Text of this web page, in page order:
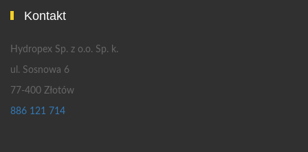
Kontakt
Hydropex Sp. z o.o. Sp. k.
ul. Sosnowa 6
77-400 Złotów
886 121 714